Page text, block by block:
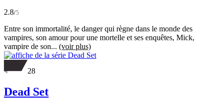
2.8/5
Entre son immortalité, le danger qui règne dans le monde des
vampires, son amour pour une mortelle et ses enquêtes, Mick,
vampire de son... (voir plus)
28
Dead Set